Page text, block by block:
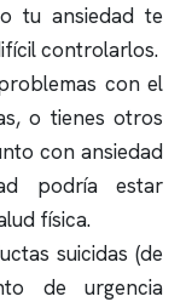
tu ansiedad te
controlarlos.
con el
o tienes otros
con ansiedad
podría estar
física.
suicidas (de
de urgencia